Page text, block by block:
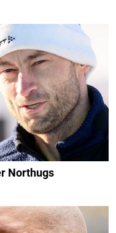
Northugs